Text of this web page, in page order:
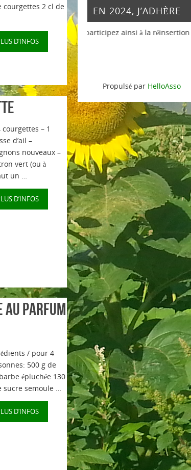
courgettes 2 cl de
D’INFOS
courgettes – 1
d’ail –
nouveaux –
vert (ou à
un …
D’INFOS
parfum
/ pour 4
500 g de
épluchée 130
sucre semoule …
D’INFOS
EN 2024, J’ADHÈRE
! Vous participez ainsi à la réinsertion de personnes
Propulsé par HelloAsso